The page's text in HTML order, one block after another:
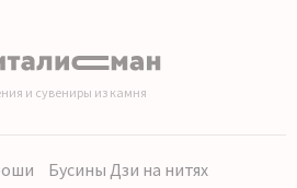
и сувениры из камня
Бусины Дзи на нитях